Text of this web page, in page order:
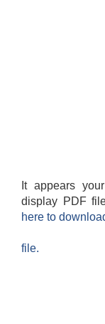
It appears
display PDF
here to
file.